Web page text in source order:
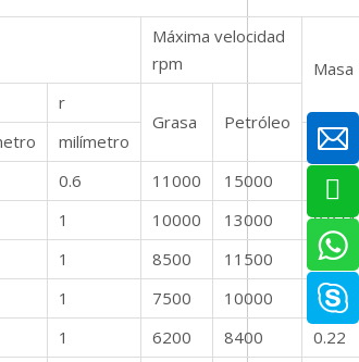
Máxima velocidad
rpm
Masa
r
Grasa
Petróleo
milímetro
Kg
0.6 11000 15000
0.053
1 10000 13000
0.074
1 8500 11500
0.12
1 7500 10000
0.15
1 6200 8400
0.22